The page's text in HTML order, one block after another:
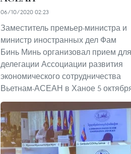
06/10/2020 02:23
Заместитель премьер-министра и
министр иностранных дел Фам
Бинь Минь организовал прием для
делегации Ассоциации развития
экономического сотрудничества
Вьетнам-АСЕАН в Ханое 5